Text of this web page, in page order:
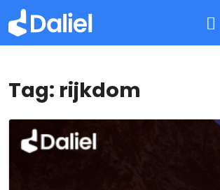
Tag: rijkdom